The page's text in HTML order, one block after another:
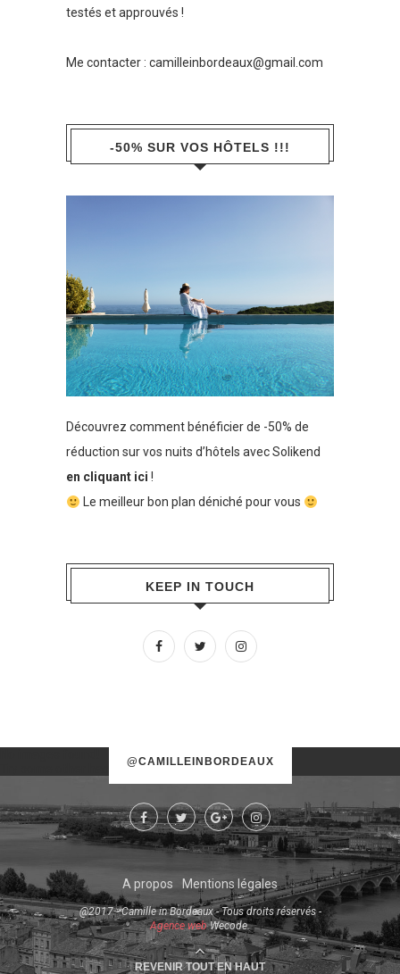
testés et approuvés !
Me contacter : camilleinbordeaux@gmail.com
-50% SUR VOS HÔTELS !!!
Découvrez comment bénéficier de -50% de
réduction sur vos nuits d’hôtels avec Solikend
en cliquant ici !
Le meilleur bon plan déniché pour vous
KEEP IN TOUCH
@CAMILLEINBORDEAUX
Try some other hashtag or username
A propos Mentions légales
@2017 - Camille in Bordeaux - Tous droits réservés -
Agence webWecode.
REVENIR TOUT EN HAUT